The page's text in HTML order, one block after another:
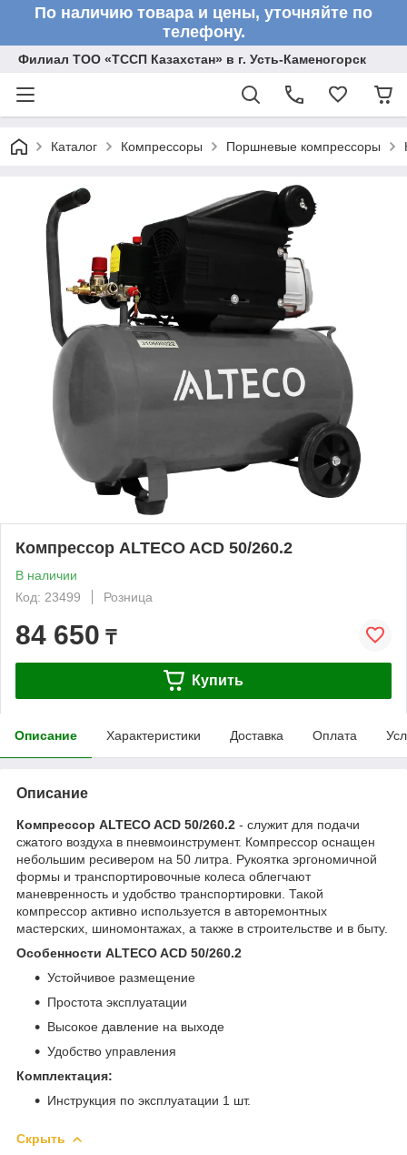
По наличию товара и цены, уточняйте по
телефону.
Филиал ТОО «ТССП Казахстан» в г. Усть-Каменогорск
Каталог Компрессоры Поршневые компрессоры
Компрессор ALTECO ACD 50/260.2
В наличии
Код: 23499
Розница
84 650 ₸
Купить
Описание Характеристики Доставка Оплата
Описание
Компрессор ALTECO ACD 50/260.2 - служит для подачи
сжатого воздуха в пневмоинструмент. Компрессор оснащен
небольшим ресивером на 50 литра. Рукоятка эргономичной
формы и транспортировочные колеса облегчают
маневренность и удобство транспортировки. Такой
компрессор активно используется в авторемонтных
мастерских, шиномонтажах, а также в строительстве и в быту.
Особенности ALTECO ACD 50/260.2
Устойчивое размещение
Простота эксплуатации
Высокое давление на выходе
Удобство управления
Комплектация:
Инструкция по эксплуатации 1 шт.
Скрыть